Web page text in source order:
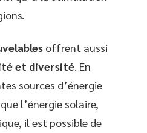
offrent aussi
et diversité . En
sources d’énergie
l’énergie solaire,
il est possible de